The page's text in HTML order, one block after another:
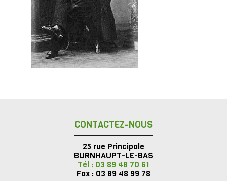
CONTACTEZ-NOUS
25 rue Principale
BURNHAUPT-LE-BAS
Tél : 03 89 48 70 61
Fax : 03 89 48 99 78